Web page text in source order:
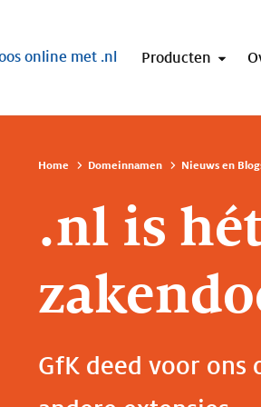
online met .nl Producten
Home Domeinnamen Nieuws en
.nl is
GfK deed voor ons